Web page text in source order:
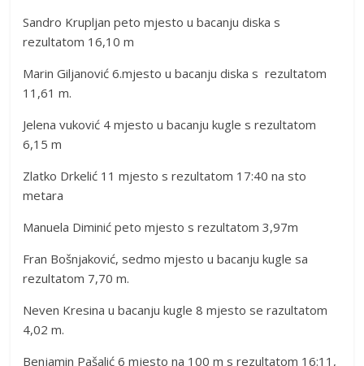
Sandro Krupljan peto mjesto u bacanju diska s
rezultatom 16,10 m
Marin Giljanović 6.mjesto u bacanju diska s rezultatom
11,61 m.
Jelena vuković 4 mjesto u bacanju kugle s rezultatom
6,15 m
Zlatko Drkelić 11 mjesto s rezultatom 17:40 na sto
metara
Manuela Diminić peto mjesto s rezultatom 3,97m
Fran Bošnjaković, sedmo mjesto u bacanju kugle sa
rezultatom 7,70 m.
Neven Kresina u bacanju kugle 8 mjesto se razultatom
4,02 m.
Benjamin Pašalić 6 mjesto na 100 m s rezultatom 16:11,